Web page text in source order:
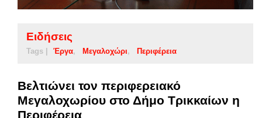
Ειδήσεις
Tags | Έργα Μεγαλοχώρι Περιφέρεια
Βελτιώνει τον περιφερειακό
Μεγαλοχωρίου στο Δήμο Τρικκαίων η
Περιφέρεια